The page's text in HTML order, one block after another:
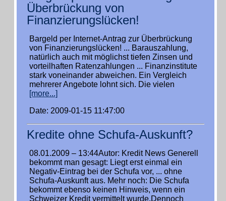
Überbrückung von
Finanzierungslücken!
Bargeld per Internet-Antrag zur Überbrückung
von Finanzierungslücken! ... Barauszahlung,
natürlich auch mit möglichst tiefen Zinsen und
vorteilhaften Ratenzahlungen ... Finanzinstitute
stark voneinander abweichen. Ein Vergleich
mehrerer Angebote lohnt sich. Die vielen
[more...]
Date: 2009-01-15 11:47:00
Kredite ohne Schufa-Auskunft?
08.01.2009 – 13:44Autor: Kredit News Generell
bekommt man gesagt: Liegt erst einmal ein
Negativ-Eintrag bei der Schufa vor, ... ohne
Schufa-Auskunft aus. Mehr noch: Die Schufa
bekommt ebenso keinen Hinweis, wenn ein
Schweizer Kredit vermittelt wurde.Dennoch